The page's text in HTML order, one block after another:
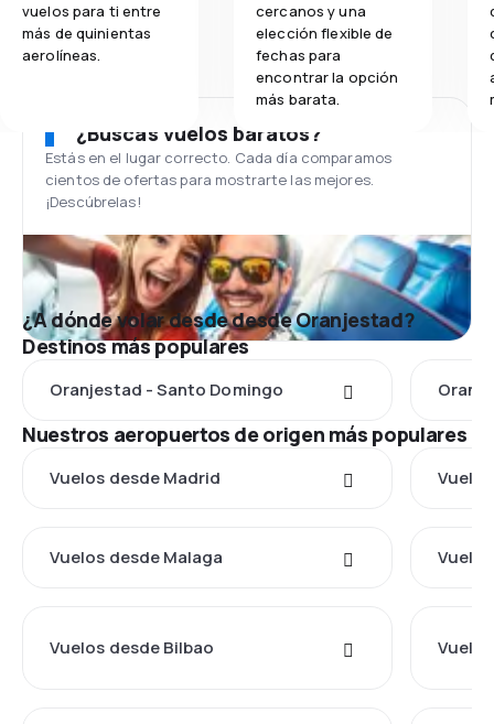
vuelos para ti entre
más de quinientas
aerolíneas.
cercanos y una
elección flexible de
fechas para
encontrar la opción
más barata.
¿Buscas vuelos baratos?
Estás en el lugar correcto. Cada día comparamos
cientos de ofertas para mostrarte las mejores.
¡Descúbrelas!
¿A dónde volar desde desde Oranjestad?
Destinos más populares
Oranjestad - Santo Domingo
Nuestros aeropuertos de origen más populares
Vuelos desde Madrid
Vuelos desde Malaga
Vuelos desde Bilbao